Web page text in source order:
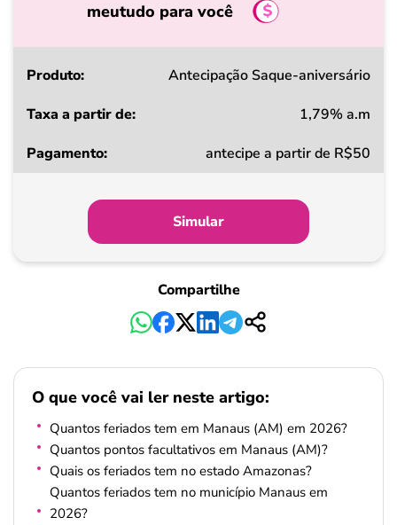
meutudo para você
Produto
a
Pagamento
Antecipação Saque-aniversário
1,79% a.m
antecipe a partir de R$50
Simular
Compartilhe
O que você vai ler neste artigo:
Quantos feriados tem em Manaus (AM) em 2026?
Quantos pontos facultativos em Manaus (AM)?
Quais os feriados tem no estado Amazonas?
Quantos feriados tem no município Manaus em
2026?